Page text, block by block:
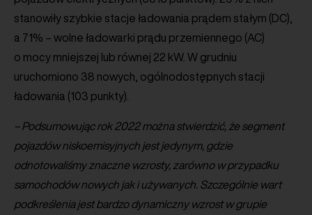
stanowiły szybkie stacje ładowania prądem stałym (DC),
a 71% – wolne ładowarki prądu przemiennego (AC)
o mocy mniejszej lub równej 22 kW. W grudniu
uruchomiono 38 nowych, ogólnodostępnych stacji
ładowania (103 punkty).
– Podsumowując rok 2022 można stwierdzić, że segment
pojazdów niskoemisyjnych jest jedynym, gdzie
odnotowaliśmy znaczne wzrosty, zarówno w przypadku
samochodów nowych jak i używanych. Szczególnie wart
podkreślenia jest bardzo dynamiczny wzrost w grupie